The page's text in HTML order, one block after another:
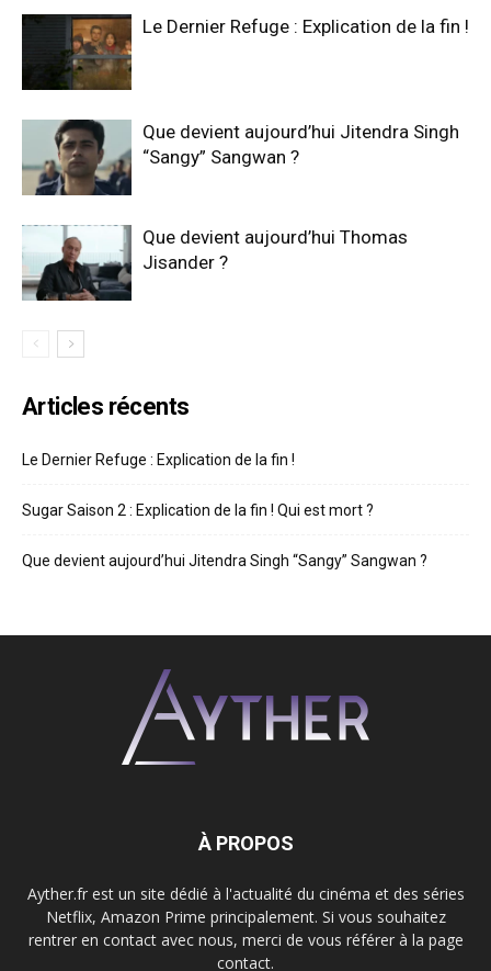
Le Dernier Refuge : Explication de la fin !
Que devient aujourd’hui Jitendra Singh
“Sangy” Sangwan ?
Que devient aujourd’hui Thomas
Jisander ?
Articles récents
Le Dernier Refuge : Explication de la fin !
Sugar Saison 2 : Explication de la fin ! Qui est mort ?
Que devient aujourd’hui Jitendra Singh “Sangy” Sangwan ?
À PROPOS
Ayther.fr est un site dédié à l'actualité du cinéma et des séries
Netflix, Amazon Prime principalement. Si vous souhaitez
rentrer en contact avec nous, merci de vous référer à la page
contact.